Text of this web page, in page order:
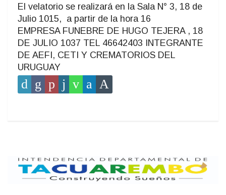
El velatorio se realizará en la Sala N° 3, 18 de
Julio 1015, a partir de la hora 16
EMPRESA FUNEBRE DE HUGO TEJERA , 18
DE JULIO 1037 TEL 46642403 INTEGRANTE
DE AEFI, CETI Y CREMATORIOS DEL
URUGUAY